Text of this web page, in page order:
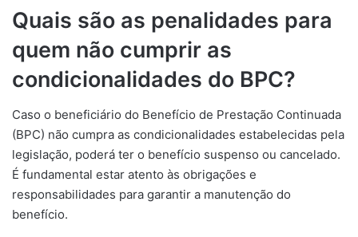
Quais são as penalidades para
quem não cumprir as
condicionalidades do BPC?
Caso o beneficiário do Benefício de Prestação Continuada
(BPC) não cumpra as condicionalidades estabelecidas pela
legislação, poderá ter o benefício suspenso ou cancelado.
É fundamental estar atento às obrigações e
responsabilidades para garantir a manutenção do
benefício.